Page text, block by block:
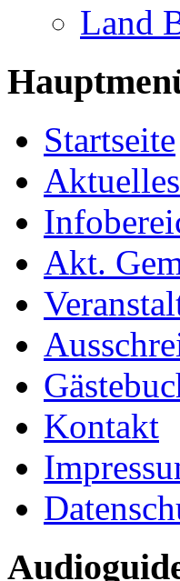
Land
Startseite
Aktuelles
Akt.
Kontakt